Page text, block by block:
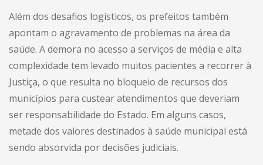
Além dos desafios logísticos, os prefeitos também
apontam o agravamento de problemas na área da
saúde. A demora no acesso a serviços de média e alta
complexidade tem levado muitos pacientes a recorrer à
Justiça, o que resulta no bloqueio de recursos dos
municípios para custear atendimentos que deveriam
ser responsabilidade do Estado. Em alguns casos,
metade dos valores destinados à saúde municipal está
sendo absorvida por decisões judiciais.